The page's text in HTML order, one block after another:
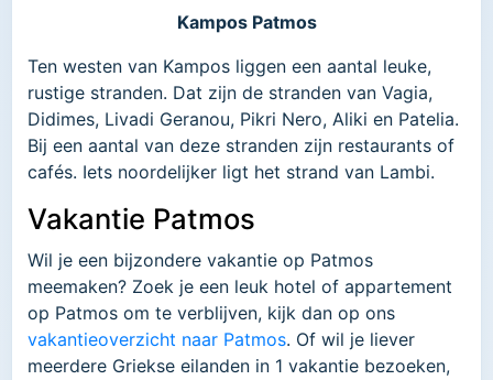
Kampos Patmos
Ten westen van Kampos liggen een aantal leuke,
rustige stranden. Dat zijn de stranden van Vagia,
Didimes, Livadi Geranou, Pikri Nero, Aliki en Patelia.
Bij een aantal van deze stranden zijn restaurants of
cafés. Iets noordelijker ligt het strand van Lambi.
Vakantie Patmos
Wil je een bijzondere vakantie op Patmos
meemaken? Zoek je een leuk hotel of appartement
op Patmos om te verblijven, kijk dan op ons
vakantieoverzicht naar Patmos. Of wil je liever
meerdere Griekse eilanden in 1 vakantie bezoeken,